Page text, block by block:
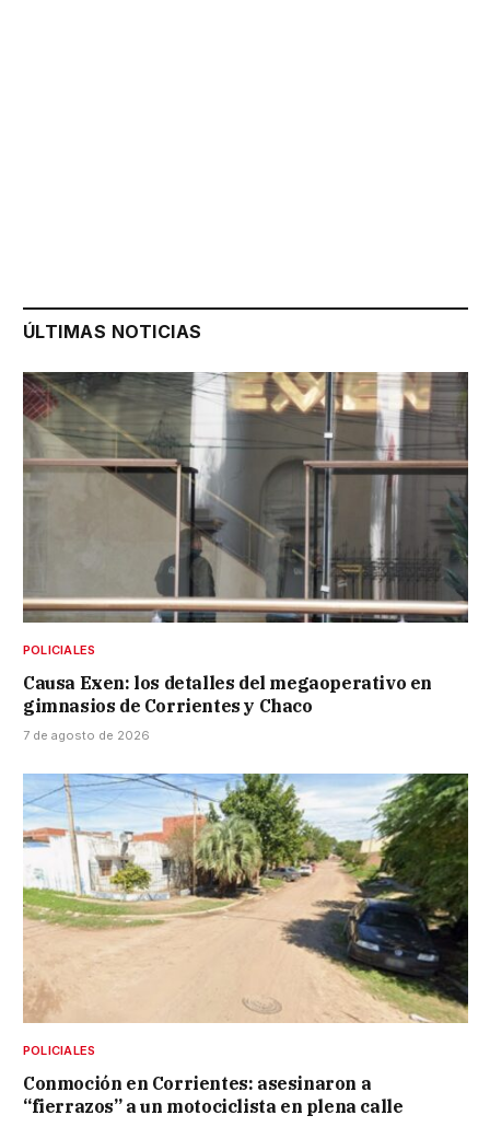
ÚLTIMAS NOTICIAS
POLICIALES
Causa Exen: los detalles del megaoperativo en
gimnasios de Corrientes y Chaco
7 de agosto de 2026
POLICIALES
Conmoción en Corrientes: asesinaron a
“fierrazos” a un motociclista en plena calle